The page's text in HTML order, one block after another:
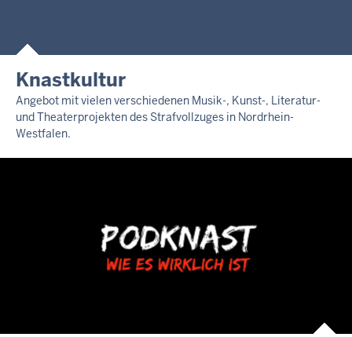
Knastkultur
Angebot mit vielen verschiedenen Musik-, Kunst-, Literatur-
und Theaterprojekten des Strafvollzuges in Nordrhein-
Westfalen.